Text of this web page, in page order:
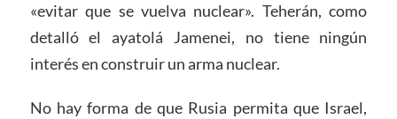
«evitar que se vuelva nuclear». Teherán, como
detalló el ayatolá Jamenei, no tiene ningún
interés en construir un arma nuclear.
No hay forma de que Rusia permita que Israel,